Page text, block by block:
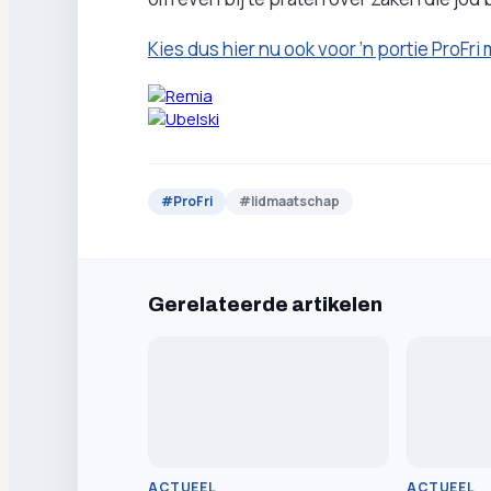
Kies dus hier nu ook voor ’n portie ProFri
#ProFri #lidmaatschap
Gerelateerde artikelen
ACTUEEL ACTUEEL